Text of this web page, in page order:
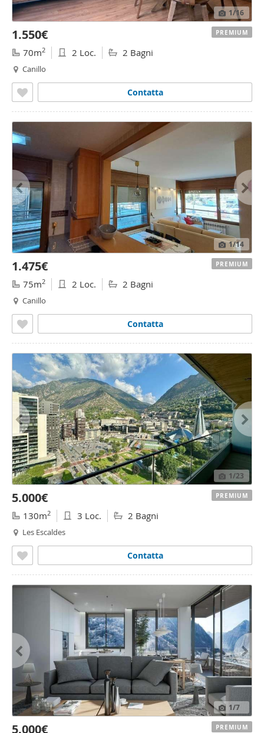
1/16
1.550€
70m2 2 Loc. 2 Bagni
Canillo
Contatta
PREMIUM
1/14
1.475€
75m2 2 Loc. 2 Bagni
Canillo
Contatta
PREMIUM
1/23
5.000€
130m2 3 Loc. 2 Bagni
Les Escaldes
Contatta
PREMIUM
1/7
5.000€ PREMIUM